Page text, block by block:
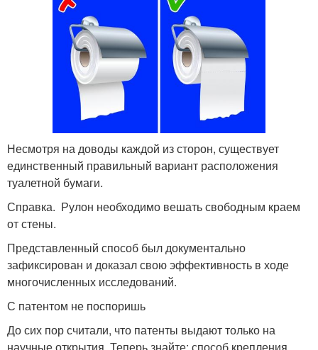
Несмотря на доводы каждой из сторон, существует
единственный правильный вариант расположения
туалетной бумаги.
Справка. Рулон необходимо вешать свободным краем
от стены.
Представленный способ был документально
зафиксирован и доказал свою эффективность в ходе
многочисленных исследований.
С патентом не поспоришь
До сих пор считали, что патенты выдают только на
научные открытия. Теперь знайте: способ крепления